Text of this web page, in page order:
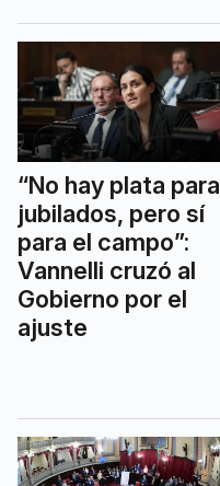
“No hay plata para
jubilados, pero sí
para el campo”:
Vannelli cruzó al
Gobierno por el
ajuste